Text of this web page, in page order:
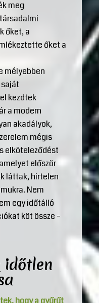
meg
őket, a
őket a
mélyebben
kezdtek
a modern
akadályok,
mégis
elköteleződést
először
láttak, hirtelen
Nem
egy időtálló
köt össze –
időtlen